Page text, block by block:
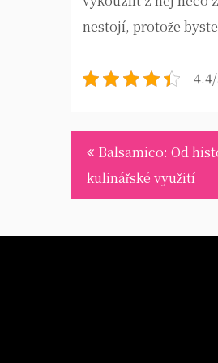
nestojí, protože
Navigace
pro
příspěvek
Balsamico: Od
kulinářské využití